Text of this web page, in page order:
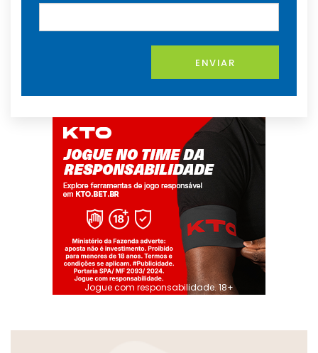
ENVIAR
Jogue com responsabilidade. 18+